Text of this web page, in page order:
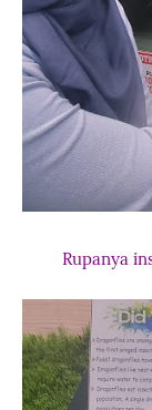
Rupanya